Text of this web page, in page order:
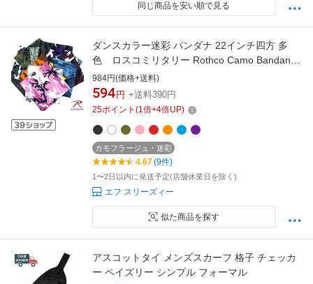
同じ商品を安い順で見る
ダンスカラー迷彩 バンダナ 22インチ四方 多
色 ロスコミリタリー Rothco Camo Bandana
USA直輸入！◇値引きクーポンと39ショップ限
定条件クリアで送料無料
984円(価格+送料)
594 円 +送料390円
25ポイント (1倍+4倍UP)
カモフラージュ・迷彩
4.67(9件)
1〜2日以内に発送予定(店舗休業日を除く)
エフ スリーズィー
似た商品を探す
アスコットタイ メンズスカーフ 格子 チェッカ
ー ペイズリー シンプル フォーマル